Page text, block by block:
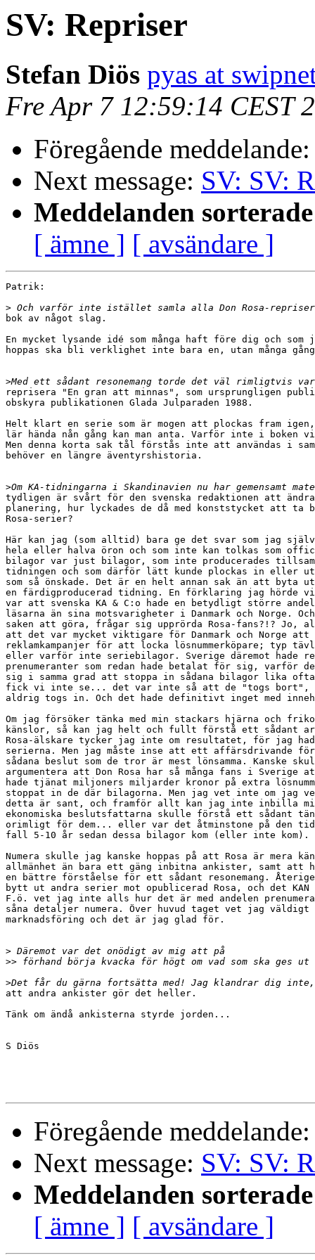
SV: Repriser
Stefan Diös pyas at
Fre Apr 7 12:59:14 CEST
Föregående
Next message: SV: SV:
Meddelanden
[ ämne ] [ avsändare ]
Patrik:
>
bok av något slag.
En mycket lysande idé som många haft före dig och som
hoppas ska bli verklighet inte bara en, utan många
>
reprisera "En gran att minnas", som ursprungligen
obskyra publikationen Glada Julparaden 1988.
Helt klart en serie som är mogen att plockas fram
lär hända nån gång kan man anta. Varför inte i boken vi
Men denna korta sak tål förstås inte att användas i
behöver en längre äventyrshistoria.
>
tydligen är svårt för den svenska redaktionen att ändra
planering, hur lyckades de då med konststycket att ta
Rosa-serier?
Här kan jag (som alltid) bara ge det svar som jag
hela eller halva öron och som inte kan tolkas som
bilagor var just bilagor, som inte producerades
tidningen och som därför lätt kunde plockas in eller
som så önskade. Det är en helt annan sak än att byta
en färdigproducerad tidning. En förklaring jag hörde
var att svenska KA & C:o hade en betydligt större andel
läsarna än sina motsvarigheter i Danmark och Norge.
saken att göra, frågar sig upprörda Rosa-fans?!? Jo,
att det var mycket viktigare för Danmark och Norge att
reklamkampanjer för att locka lösnummerköpare; typ
eller varför inte seriebilagor. Sverige däremot hade
prenumeranter som redan hade betalat för sig, varför
sig i samma grad att stoppa in sådana bilagor lika
fick vi inte se... det var inte så att de "togs bort",
aldrig togs in. Och det hade definitivt inget med
Om jag försöker tänka med min stackars hjärna och
känslor, så kan jag helt och fullt förstå ett sådant
Rosa-älskare tycker jag inte om resultatet, för jag
serierna. Men jag måste inse att ett affärsdrivande
sådana beslut som de tror är mest lönsamma. Kanske
argumentera att Don Rosa har så många fans i Sverige
hade tjänat miljoners miljarder kronor på extra
stoppat in de där bilagorna. Men jag vet inte om jag
detta är sant, och framför allt kan jag inte inbilla
ekonomiska beslutsfattarna skulle förstå ett sådant
orimligt för dem... eller var det åtminstone på den
fall 5-10 år sedan dessa bilagor kom (eller inte kom).
Numera skulle jag kanske hoppas på att Rosa är mera
allmänhet än bara ett gäng inbitna ankister, samt att
en bättre förståelse för ett sådant resonemang.
bytt ut andra serier mot opublicerad Rosa, och det KAN
F.ö. vet jag inte alls hur det är med andelen
såna detaljer numera. Över huvud taget vet jag
marknadsföring och det är jag glad för.
>
>>
>
att andra ankister gör det heller.
Tänk om ändå ankisterna styrde jorden...
S Diös
Föregående
Next message: SV: SV:
Meddelanden
[ ämne ] [ avsändare ]